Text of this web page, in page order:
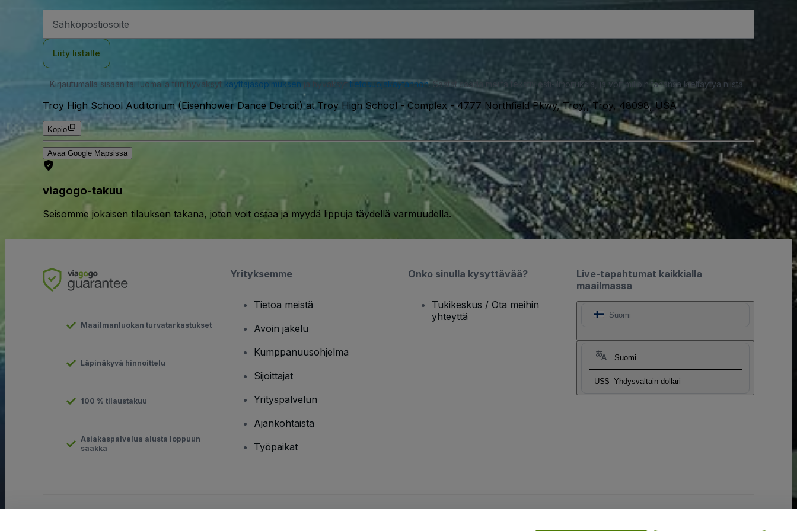
Liity listalle
Kirjautumalla sisään tai luomalla tilin hyväksyt käyttäjäsopimuksen ja hyväksyttietosuojakäytännön. Saatat saada meiltä tekstiviesti-ilmoituksia, ja voit milloin tahansa kieltäytyä niistä.
Troy High School Auditorium (Eisenhower Dance Detroit) at Troy High School - Complex-4777 Northfield Pkwy, Troy,, Troy, 48098, USA
Kopio
Avaa Google Mapsissa
viagogo-takuu
Seisomme jokaisen tilauksen takana, joten voit ostaa ja myydä lippuja täydellä varmuudella.
Live-tapahtumat kaikkialla
maailmassa
Suomi
Suomi
US$ Yhdysvaltain dollari
Maailmanluokan turvatarkastukset
Läpinäkyvä hinnoittelu
100 % tilaustakuu
Asiakaspalvelua alusta loppuun
saakka
Yrityksemme
Tietoa meistä
Avoin jakelu
Kumppanuusohjelma
Sijoittajat
Yrityspalvelun
Ajankohtaista
Työpaikat
Onko sinulla kysyttävää?
Tukikeskus / Ota meihin
yhteyttä